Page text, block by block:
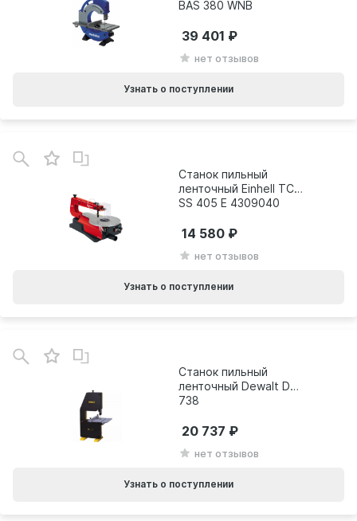
BAS 380 WNB
нет отзывов
39 401
Узнать о поступлении
Станок пильный
ленточный Einhell TC-
SS 405 E 4309040
нет отзывов
14 580
Узнать о поступлении
Станок пильный
ленточный Dewalt DW
738
нет отзывов
20 737
Узнать о поступлении